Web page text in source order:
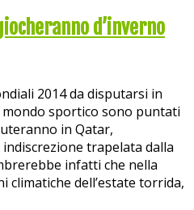
d’inverno
2014 da disputarsi in
mondo sportico sono puntati
in Qatar,
trapelata dalla
infatti che nella
climatiche dell’estate torrida,